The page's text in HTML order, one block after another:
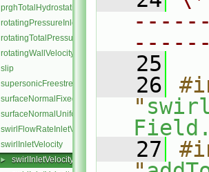
prghTotalHydrostaticPressure
rotatingPressureInletOutletVelocity
rotatingTotalPressure
rotatingWallVelocity
slip
supersonicFreestream
surfaceNormalFixedValue
surfaceNormalUniformFixedValue
swirlFlowRateInletVelocity
swirlInletVelocity
► swirlInletVelocityFvPatchVectorField.C
   25
   26
"
   27